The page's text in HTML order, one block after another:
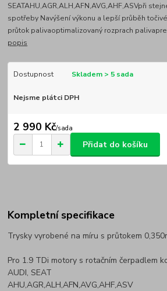
SEATAHU,AGR,ALH,AFN,AVG,AHF,ASVpři
spotřeby Navýšení výkonu a lepší průběh
průtok palivaoptimalizovaný rozprach
popis
Dostupnost Skladem > 5 sada
Nejsme plátci DPH
2 990 Kč/sada
Přidat do košíku
Kompletní specifikace
Trysky vyrobené na míru s průtokem
Pro 1.9 TDi motory s rotačním čerpadlem
AUDI, SEAT
AHU,AGR,ALH,AFN,AVG,AHF,ASV